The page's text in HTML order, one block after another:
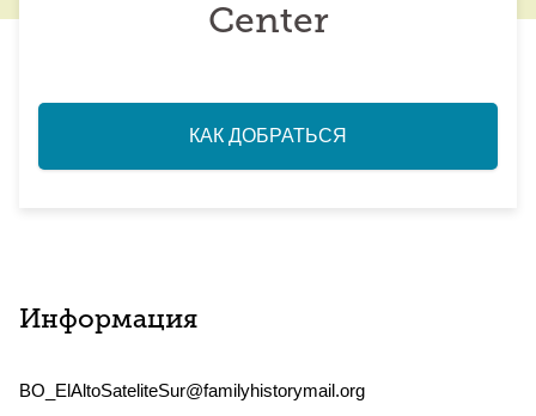
Center
КАК ДОБРАТЬСЯ
Информация
BO_ElAltoSateliteSur@familyhistorymail.org